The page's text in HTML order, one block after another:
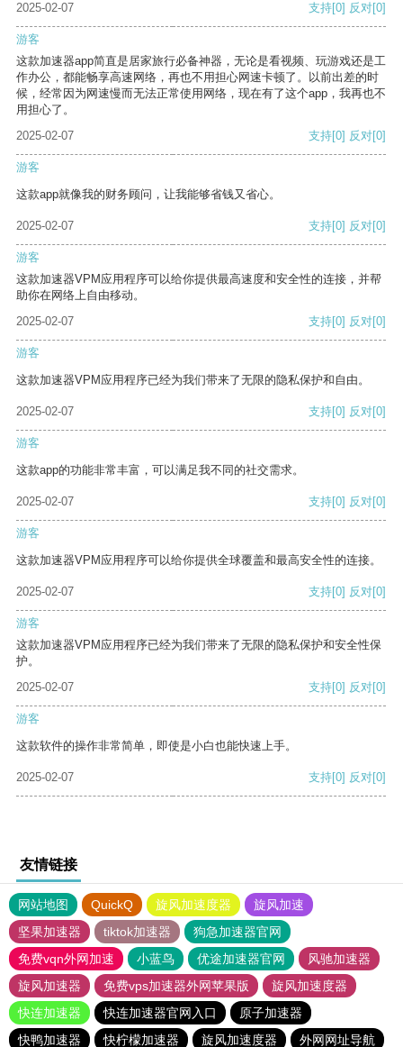
2025-02-07
支持[0] 反对[0]
游客
这款加速器app简直是居家旅行必备神器，无论是看视频、玩游戏还是工
作办公，都能畅享高速网络，再也不用担心网速卡顿了。以前出差的时
候，经常因为网速慢而无法正常使用网络，现在有了这个app，我再也不
用担心了。
2025-02-07
支持[0] 反对[0]
游客
这款app就像我的财务顾问，让我能够省钱又省心。
2025-02-07 支持[0] 反对[0]
游客
这款加速器VPM应用程序可以给你提供最高速度和安全性的连接，并帮
助你在网络上自由移动。
2025-02-07
支持[0] 反对[0]
游客
这款加速器VPM应用程序已经为我们带来了无限的隐私保护和自由。
2025-02-07 支持[0] 反对[0]
游客
这款app的功能非常丰富，可以满足我不同的社交需求。
2025-02-07 支持[0] 反对[0]
游客
这款加速器VPM应用程序可以给你提供全球覆盖和最高安全性的连接。
2025-02-07 支持[0] 反对[0]
游客
这款加速器VPM应用程序已经为我们带来了无限的隐私保护和安全性保
护。
2025-02-07
支持[0] 反对[0]
游客
这款软件的操作非常简单，即使是小白也能快速上手。
2025-02-07 支持[0] 反对[0]
友情链接
网站地图 QuickQ 旋风加速度器
旋风加速
坚果加速器
tiktok加速器
狗急加速器官网
免费vqn外网加速
小蓝鸟 优途加速器官网
风驰加速器
旋风加速器
免费vps加速器外网苹果版
旋风加速度器
快连加速器
快连加速器官网入口
原子加速器
快鸭加速器
快柠檬加速器 旋风加速度器 外网网址导航